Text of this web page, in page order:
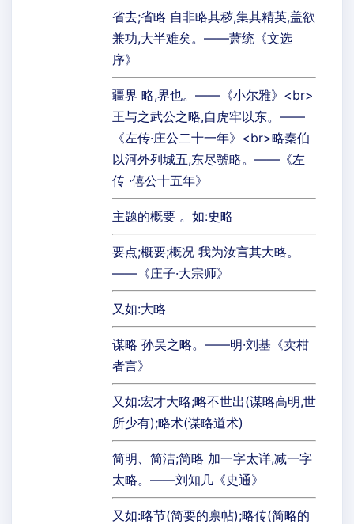
省去;省略 自非略其秽,集其精英,盖欲
兼功,大半难矣。——萧统《文选
序》
疆界 略,界也。——《小尔雅》<br>
王与之武公之略,自虎牢以东。——
《左传·庄公二十一年》<br>略秦伯
以河外列城五,东尽虢略。——《左
传 ·僖公十五年》
主题的概要 。如:史略
要点;概要;概况 我为汝言其大略。
——《庄子·大宗师》
又如:大略
谋略 孙吴之略。——明·刘基《卖柑
者言》
又如:宏才大略;略不世出(谋略高明,世
所少有);略术(谋略道术)
简明、简洁;简略 加一字太详,减一字
太略。——刘知几《史通》
又如:略节(简要的禀帖);略传(简略的